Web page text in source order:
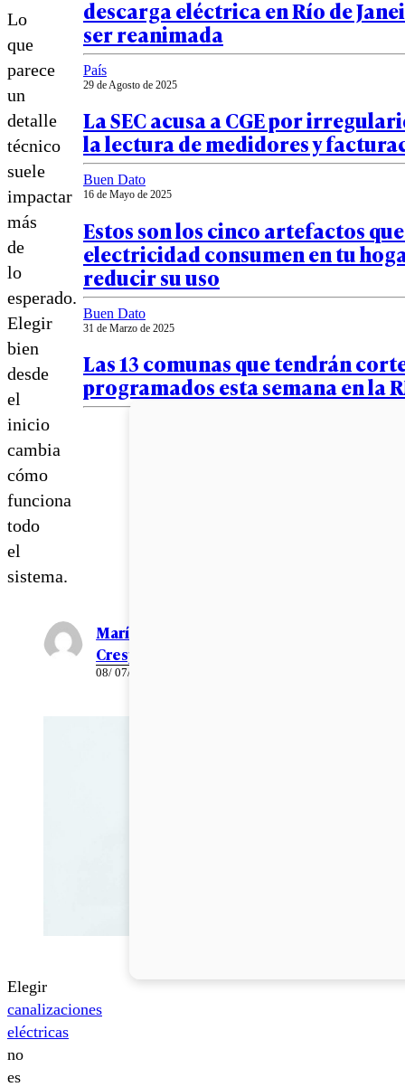
Lo
que
parece
un
detalle
técnico
suele
impactar
más
de
lo
esperado.
Elegir
bien
desde
el
inicio
cambia
cómo
funciona
todo
el
sistema.
María José
Crespo
08/ 07/ 2026
Elegir
canalizaciones
eléctricas
no
es
descarga eléctrica en Río de
ser reanimada
País
29 de Agosto de 2025
La SEC acusa a CGE por
la lectura de medidores y
Buen Dato
16 de Mayo de 2025
Estos son los cinco artefactos
electricidad consumen en tu
reducir su uso
Buen Dato
31 de Marzo de 2025
Las 13 comunas que tendrán
programados esta semana en la